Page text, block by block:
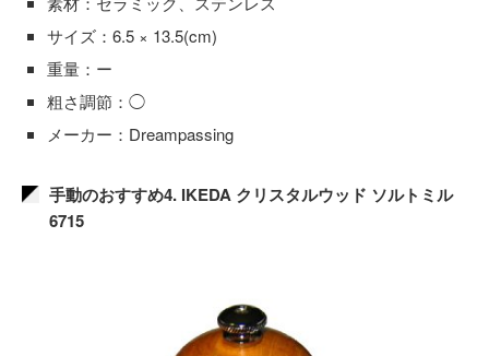
サイズ：6.5 × 13.5(cm)
重量：ー
粗さ調節：◯
メーカー：Dreampassing
手動のおすすめ4. IKEDA クリスタルウッド ソルトミル
6715